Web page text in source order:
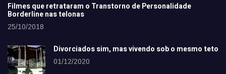
Filmes que retrataram o Transtorno de Personalidade
Borderline nas telonas
25/10/2018
Divorciados sim, mas vivendo sob o mesmo teto
01/12/2020